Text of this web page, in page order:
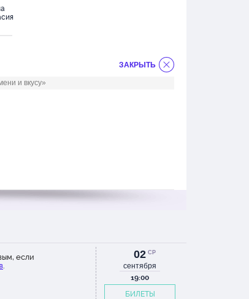
ЗАКРЫТЬ
и вкусу»
если
.
02 СР
сентября
19:00
БИЛЕТЫ